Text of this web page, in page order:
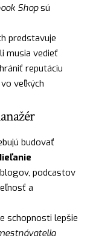
Shopsú
predstavuje
musia vedieť
reputáciu
veľkých
budovať
podcastov
a
schopnosti lepšie